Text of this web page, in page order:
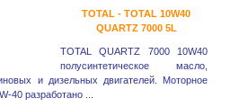
TOTAL - TOTAL 10W40
QUARTZ 7000 5L
TOTAL QUARTZ 7000 10W40
полусинтетическое масло,
и дизельных двигателей. Моторное
40 разработано ...